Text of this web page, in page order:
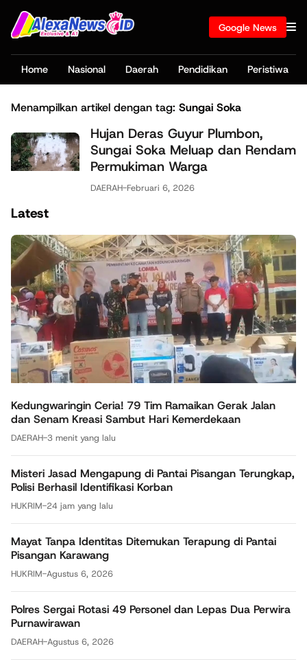
Google News
Home Nasional Daerah Pendidikan Peristiwa
Menampilkan artikel dengan tag: Sungai Soka
Hujan Deras Guyur Plumbon,
Sungai Soka Meluap dan Rendam
Permukiman Warga
DAERAH-Februari 6, 2026
Latest
Kedungwaringin Ceria! 79 Tim Ramaikan Gerak Jalan
dan Senam Kreasi Sambut Hari Kemerdekaan
DAERAH-3 menit yang lalu
Misteri Jasad Mengapung di Pantai Pisangan Terungkap,
Polisi Berhasil Identifikasi Korban
HUKRIM-24 jam yang lalu
Mayat Tanpa Identitas Ditemukan Terapung di Pantai
Pisangan Karawang
HUKRIM-Agustus 6, 2026
Polres Sergai Rotasi 49 Personel dan Lepas Dua Perwira
Purnawirawan
DAERAH-Agustus 6, 2026